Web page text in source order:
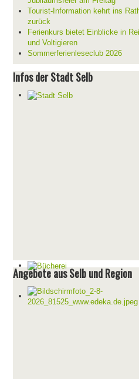
Tourist-Information kehrt ins
zurück
Ferienkurs bietet Einblicke in
und Voltigieren
Sommerferienleseclub 2026
Infos der Stadt Selb
Angebote aus Selb und Region